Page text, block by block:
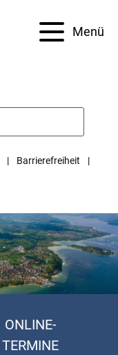
Menü
Barrierefreiheit
ONLINE-
TERMINE